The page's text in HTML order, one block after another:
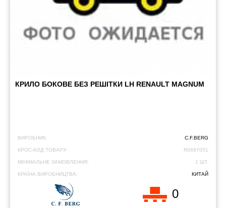
КРИЛО БОКОВЕ БЕЗ РЕШІТКИ LH RENAULT MAGNUM
ВИРОБНИК: C.F.BERG
КРОС-КОД ТОВАРУ: R0687001
МІНІМАЛЬНЕ ЗАМОВЛЕННЯ: 1 ШТ.
КРАЇНА ВИРОБНИЦТВА: КИТАЙ
0